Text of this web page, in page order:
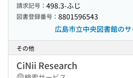
請求記号： 498.3-ふじ
図書登録番号： 8801596543
広島市立中央図書館の
その他
CiNii Research